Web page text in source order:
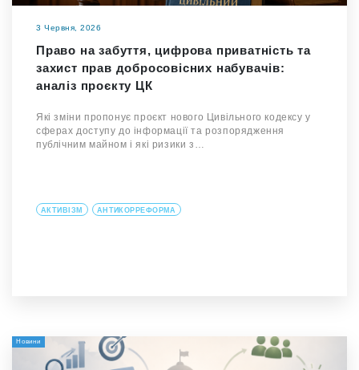
3 Червня, 2026
Право на забуття, цифрова приватність та
захист прав добросовісних набувачів:
аналіз проєкту ЦК
Які зміни пропонує проєкт нового Цивільного кодексу у
сферах доступу до інформації та розпорядження
публічним майном і які ризики з…
АКТИВІЗМ АНТИКОРРЕФОРМА
Новини